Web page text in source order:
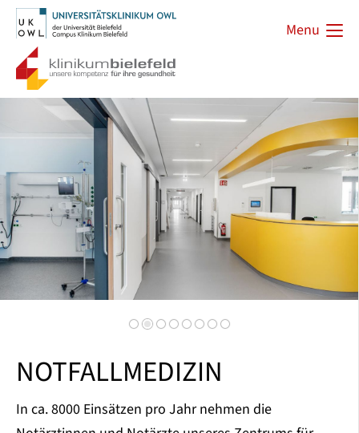
Menu
Zurück Vorwärts
NOTFALLMEDIZIN
In ca. 8000 Einsätzen pro Jahr nehmen die